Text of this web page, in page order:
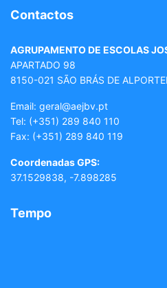
Contactos
AGRUPAMENTO DE ESCOLAS
APARTADO 98
8150-021 SÃO BRÁS DE ALPORTEL
Email: geral@aejbv.pt
Tel: (+351) 289 840 110
Fax: (+351) 289 840 119
Coordenadas GPS:
37.1529838, -7.898285
Tempo